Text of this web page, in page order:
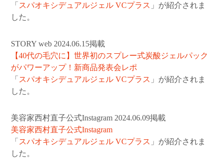
「 スパオキシデュアルジェル VCプラス 」が紹介されま
した。
STORY web 2024.06.15掲載
【40代の毛穴に】世界初のスプレー式炭酸ジェルパック
がパワーアップ！新商品発表会レポ
「 スパオキシデュアルジェル VCプラス 」が紹介されま
した。
美容家西村直子公式Instagram 2024.06.09掲載
美容家西村直子公式Instagram
「 スパオキシデュアルジェル VCプラス 」が紹介されま
した。